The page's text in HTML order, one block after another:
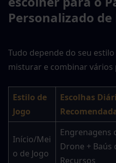
Personalizado de
Tudo depende do seu
misturar e combinar vários
Estilo de
Jogo
Escolhas
Início/Mei
o de Jogo
Engrenagens
Drone + Baús
Recursos